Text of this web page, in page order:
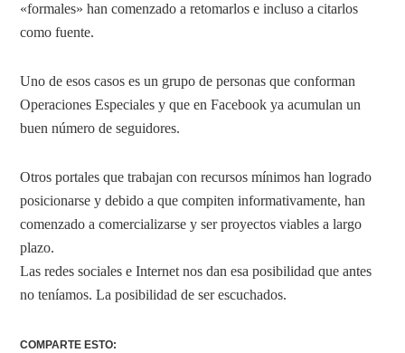
«formales» han comenzado a retomarlos e incluso a citarlos
como fuente.
Uno de esos casos es un grupo de personas que conforman
Operaciones Especiales y que en Facebook ya acumulan un
buen número de seguidores.
Otros portales que trabajan con recursos mínimos han logrado
posicionarse y debido a que compiten informativamente, han
comenzado a comercializarse y ser proyectos viables a largo
plazo.
Las redes sociales e Internet nos dan esa posibilidad que antes
no teníamos. La posibilidad de ser escuchados.
COMPARTE ESTO: